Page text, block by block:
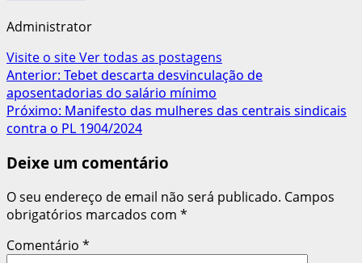
Administrator
Visite o siteVer todas as postagens
Navegação
de
artigos
Anterior: Tebet descarta desvinculação de
aposentadorias do salário mínimo
Próximo: Manifesto das mulheres das centrais sindicais
contra o PL 1904/2024
Deixe um comentário
O seu endereço de email não será publicado. Campos
obrigatórios marcados com *
Comentário *